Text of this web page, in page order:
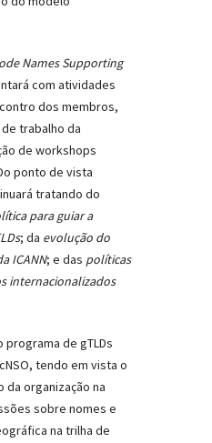
Names Supporting
com atividades
dos membros,
trabalho da
de workshops
ponto de vista
tratando do
para guiar a
; da evolução do
ICANN; e das políticas
internacionalizados
de gTLDs
tendo em vista o
organização na
sobre nomes e
na trilha de